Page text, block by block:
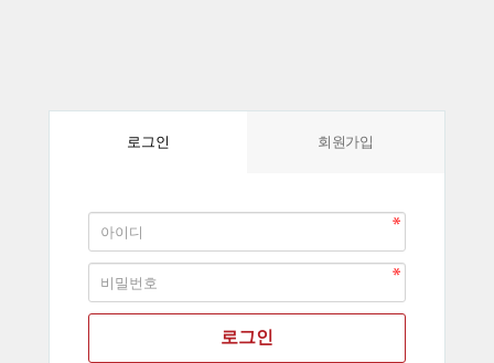
로그인 회원가입
로그인